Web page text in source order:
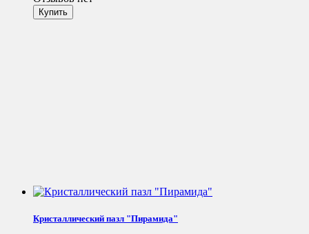
Кристаллический пазл "Пирамида"